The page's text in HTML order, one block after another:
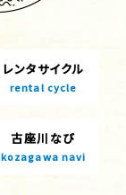
レンタサイクル
rental cycle
古座川なび
kozagawa navi